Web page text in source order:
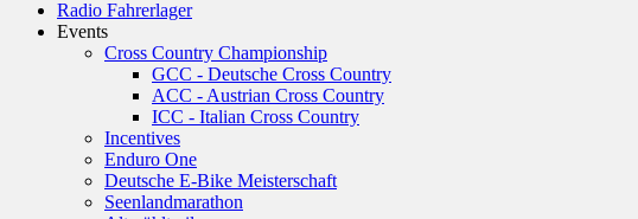
Radio Fahrerlager
Events
Cross Country Championship
GCC - Deutsche Cross Country
ACC - Austrian Cross Country
ICC - Italian Cross Country
Incentives
Enduro One
Deutsche E-Bike Meisterschaft
Seenlandmarathon